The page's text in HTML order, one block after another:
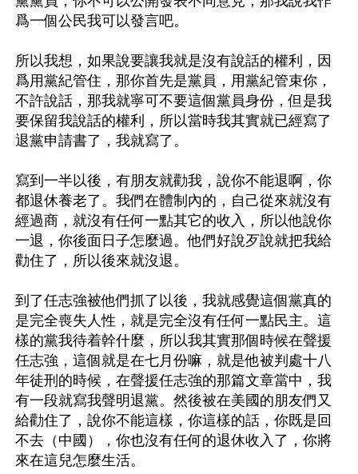
爲一個公民我可以發言吧。
所以我想，如果說要讓我就是沒有說話的權利，因
爲用黨紀管住，那你首先是黨員，用黨紀管束你，
不許說話，那我就寧可不要這個黨員身份，但是我
要保留我說話的權利，所以當時我其實就已經寫了
退黨申請書了，我就寫了。
寫到一半以後，有朋友就勸我，說你不能退啊，你
都退休養老了。我們在體制內的，自己從來就沒有
經過商，就沒有任何一點其它的收入，所以他說你
一退，你後面日子怎麼過。他們好說歹說就把我給
勸住了，所以後來就沒退。
到了任志強被他們抓了以後，我就感覺這個黨真的
是完全喪失人性，就是完全沒有任何一點民主。這
樣的黨我待着幹什麼，所以我其實那個時候在聲援
任志強，這個就是在七月份嘛，就是他被判處十八
年徒刑的時候，在聲援任志強的那篇文章當中，我
有一段就寫我聲明退黨。然後被在美國的朋友們又
給勸住了，說你不能這樣，你這樣的話，你既是回
不去（中國），你也沒有任何的退休收入了，你將
來在這兒怎麼生活。